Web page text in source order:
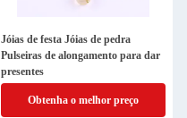
Jóias de festa Jóias de pedra
Pulseiras de alongamento para dar
presentes
Obtenha o melhor preço